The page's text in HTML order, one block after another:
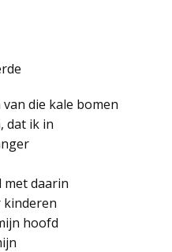
die kale bomen
dat ik in
met daarin
kinderen
hoofd